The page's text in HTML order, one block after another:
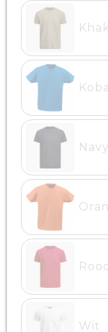
Navy
Rood
Wit